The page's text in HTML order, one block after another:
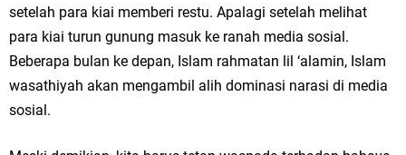
setelah para kiai memberi restu. Apalagi setelah melihat
para kiai turun gunung masuk ke ranah media sosial.
Beberapa bulan ke depan, Islam rahmatan lil ‘alamin, Islam
wasathiyah akan mengambil alih dominasi narasi di media
sosial.